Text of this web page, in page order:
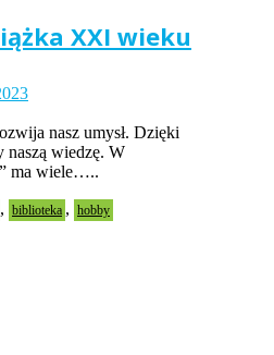
XXI wieku
nasz umysł. Dzięki
naszą wiedzę. W
ma wiele…..
, biblioteka , hobby